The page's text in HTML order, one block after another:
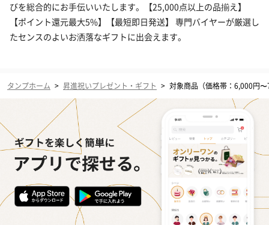
びを総合的にお手伝いいたします。【25,000点以上の品揃え】
【ポイント還元最大5%】【最短即日発送】 専門バイヤーが厳選し
たセンスのよいお洒落なギフトに出会えます。
タンプホーム > 昇進祝いプレゼント・ギフト > 対象商品（価格帯：6,000円